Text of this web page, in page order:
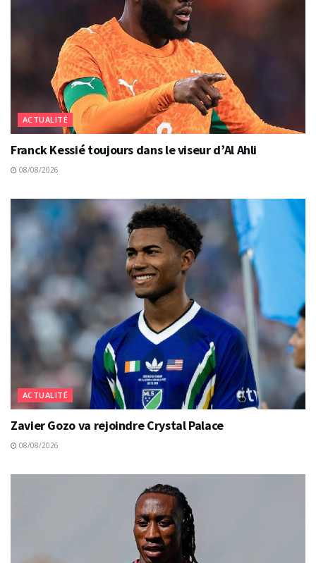
ACTUALITÉ
Franck Kessié toujours dans le viseur d’Al Ahli
08/08/2026
ACTUALITÉ
Zavier Gozo va rejoindre Crystal Palace
08/08/2026